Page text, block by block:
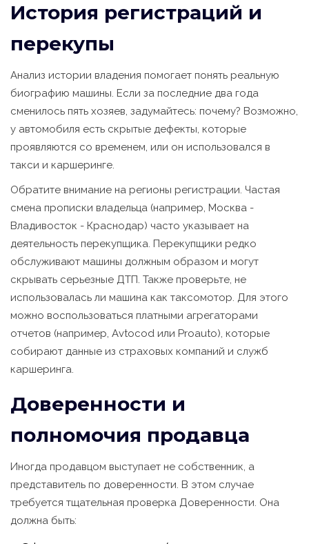
История регистраций и
перекупы
Анализ истории владения помогает понять реальную
биографию машины. Если за последние два года
сменилось пять хозяев, задумайтесь: почему? Возможно,
у автомобиля есть скрытые дефекты, которые
проявляются со временем, или он использовался в
такси и каршеринге.
Обратите внимание на регионы регистрации. Частая
смена прописки владельца (например, Москва -
Владивосток - Краснодар) часто указывает на
деятельность перекупщика. Перекупщики редко
обслуживают машины должным образом и могут
скрывать серьезные ДТП. Также проверьте, не
использовалась ли машина как таксомотор. Для этого
можно воспользоваться платными агрегаторами
отчетов (например, Avtocod или Proauto), которые
собирают данные из страховых компаний и служб
каршеринга.
Доверенности и
полномочия продавца
Иногда продавцом выступает не собственник, а
представитель по доверенности. В этом случае
требуется тщательная проверка Доверенности. Она
должна быть: